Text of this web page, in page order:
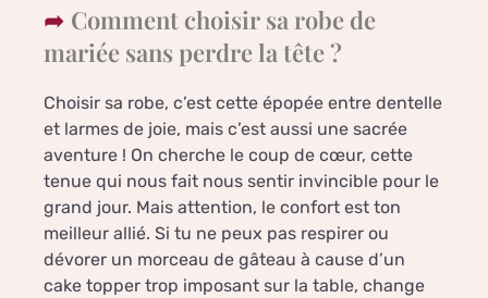
Comment choisir sa robe de
mariée sans perdre la tête ?
Choisir sa robe, c’est cette épopée entre dentelle
et larmes de joie, mais c’est aussi une sacrée
aventure ! On cherche le coup de cœur, cette
tenue qui nous fait nous sentir invincible pour le
grand jour. Mais attention, le confort est ton
meilleur allié. Si tu ne peux pas respirer ou
dévorer un morceau de gâteau à cause d’un
cake topper trop imposant sur la table, change